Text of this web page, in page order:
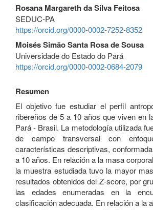
Rosana Margareth da Silva Feitosa
SEDUC-PA
https://orcid.org/0000-0002-7252-8352
Moisés Simão Santa Rosa de Sousa
Universidade do Estado do Pará
https://orcid.org/0000-0002-0684-2079
Resumen
El objetivo fue estudiar el perfil
ribereños de 5 a 10 años que viven en
Pará - Brasil. La metodología utilizada
de campo transversal con
características descriptivas,
a 10 años. En relación a la masa
la muestra estudiada tuvo la mayor
resultados obtenidos del Z-score, por
las edades enumeradas en la
clasificación adecuada. En relación a la